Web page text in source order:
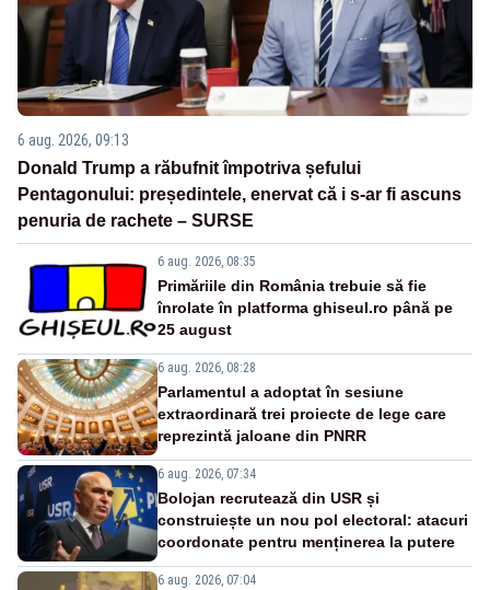
6 aug. 2026, 09:13
Donald Trump a răbufnit împotriva șefului
Pentagonului: președintele, enervat că i s-ar fi ascuns
penuria de rachete – SURSE
6 aug. 2026, 08:35
Primăriile din România trebuie să fie
înrolate în platforma ghiseul.ro până pe
25 august
6 aug. 2026, 08:28
Parlamentul a adoptat în sesiune
extraordinară trei proiecte de lege care
reprezintă jaloane din PNRR
6 aug. 2026, 07:34
Bolojan recrutează din USR și
construiește un nou pol electoral: atacuri
coordonate pentru menținerea la putere
6 aug. 2026, 07:04